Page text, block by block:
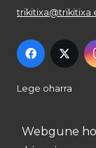
Lege oharra
Pribatutasun
Webgune